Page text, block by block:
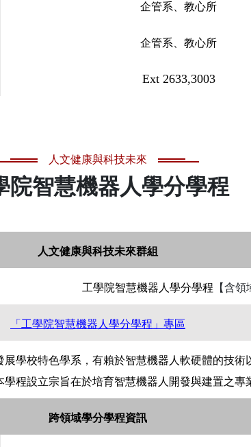
企管系、教心所
企管系、教心所
Ext 2633,3003
人文健康與科技未來
院智慧機器人學分學程
人文健康與科技未來群組
工學院智慧機器人學分學程 【含
「工學院智慧機器人學分學程」專區
學校特色學系，有賴於智慧機器人軟硬體的技術
學程設立宗旨在於培育智慧機器人開發與建置之專
跨領域學分學程資訊